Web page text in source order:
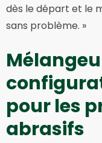
dès le départ et le
sans problème. »
pour les
abrasifs